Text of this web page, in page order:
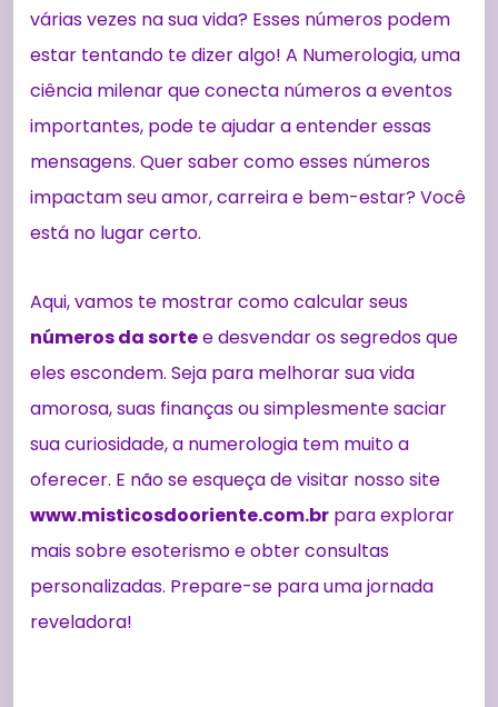
várias vezes na sua vida? Esses números podem
estar tentando te dizer algo! A Numerologia, uma
ciência milenar que conecta números a eventos
importantes, pode te ajudar a entender essas
mensagens. Quer saber como esses números
impactam seu amor, carreira e bem-estar? Você
está no lugar certo.
Aqui, vamos te mostrar como calcular seus
números da sortee desvendar os segredos que
eles escondem. Seja para melhorar sua vida
amorosa, suas finanças ou simplesmente saciar
sua curiosidade, a numerologia tem muito a
oferecer. E não se esqueça de visitar nosso site
www.misticosdooriente.com.br para explorar
mais sobre esoterismo e obter consultas
personalizadas. Prepare-se para uma jornada
reveladora!